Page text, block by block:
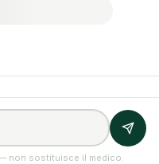
non sostituisce il medico.